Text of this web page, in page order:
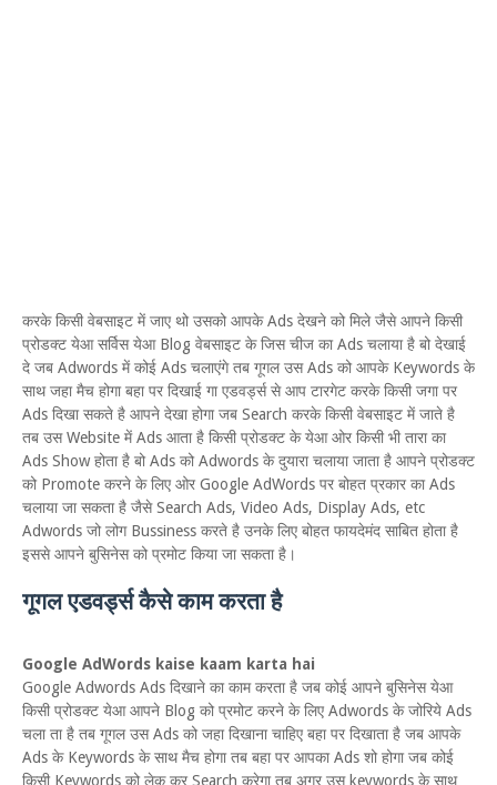
करके किसी वेबसाइट में जाए थो उसको आपके Ads देखने को मिले जैसे आपने किसी
प्रोडक्ट येआ सर्विस येआ Blog वेबसाइट के जिस चीज का Ads चलाया है बो देखाई
दे जब Adwords में कोई Ads चलाएंगे तब गूगल उस Ads को आपके Keywords के
साथ जहा मैच होगा बहा पर दिखाई गा एडवर्ड्स से आप टारगेट करके किसी जगा पर
Ads दिखा सकते है आपने देखा होगा जब Search करके किसी वेबसाइट में जाते है
तब उस Website में Ads आता है किसी प्रोडक्ट के येआ ओर किसी भी तारा का
Ads Show होता है बो Ads को Adwords के दुयारा चलाया जाता है आपने प्रोडक्ट
को Promote करने के लिए ओर Google AdWords पर बोहत प्रकार का Ads
चलाया जा सकता है जैसे Search Ads, Video Ads, Display Ads, etc
Adwords जो लोग Bussiness करते है उनके लिए बोहत फायदेमंद साबित होता है
इससे आपने बुसिनेस को प्रमोट किया जा सकता है।
गूगल एडवर्ड्स कैसे काम करता है
Google AdWords kaise kaam karta hai
Google Adwords Ads दिखाने का काम करता है जब कोई आपने बुसिनेस येआ
किसी प्रोडक्ट येआ आपने Blog को प्रमोट करने के लिए Adwords के जोरिये Ads
चला ता है तब गूगल उस Ads को जहा दिखाना चाहिए बहा पर दिखाता है जब आपके
Ads के Keywords के साथ मैच होगा तब बहा पर आपका Ads शो होगा जब कोई
किसी Keywords को लेक कर Search करेगा तब अगर उस keywords के साथ